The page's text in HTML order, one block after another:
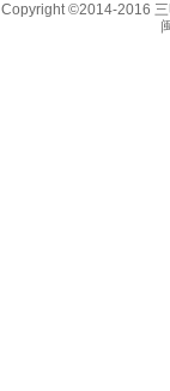
Copyright ©2014-2016